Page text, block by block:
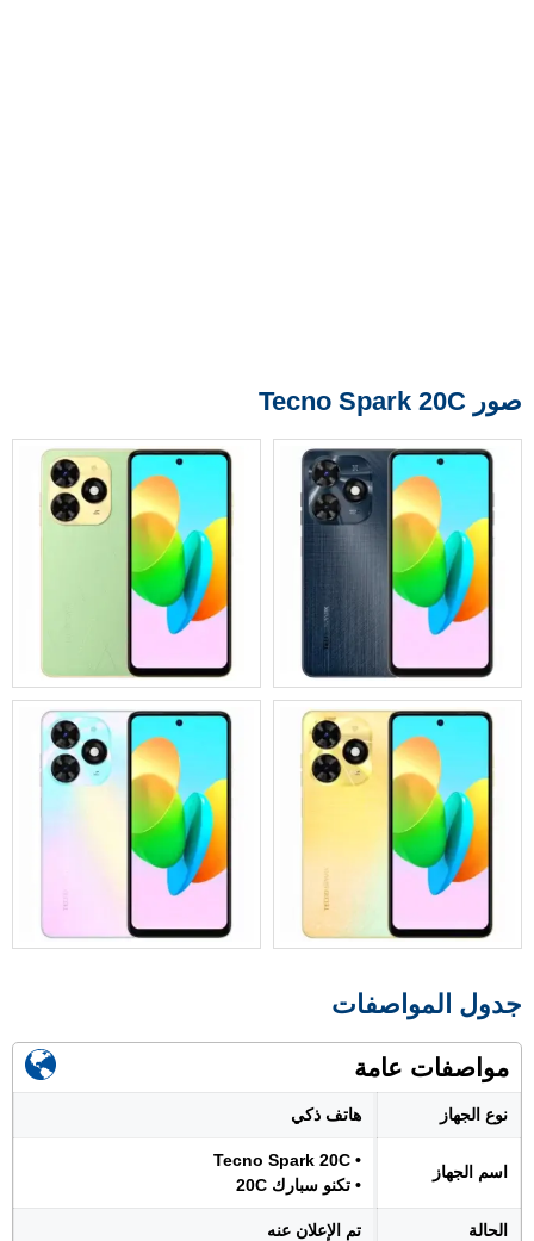
صور Tecno Spark 20C
جدول المواصفات
مواصفات عامة
نوع الجهاز هاتف ذكي
اسم الجهاز
• Tecno Spark 20C
• تكنو سبارك 20C
الحالة تم الإعلان عنه